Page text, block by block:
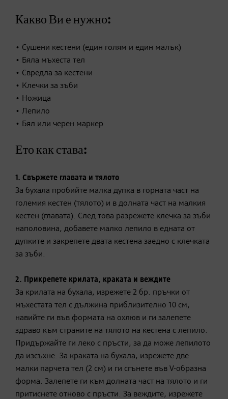
Какво Ви е нужно:
• Сушени кестени (един голям и един малък)
• Бяла мъхеста тел
• Свредла за кестени
• Клечки за зъби
• Ножица
• Лепило
• Бял или черен маркер
Ето как става:
1. Свържете главата и тялото
За бухала пробийте малка дупка в горната част на
големия кестен (тялото) и в долната част на малкия
кестен (главата). След това разрежете клечка за зъби
наполовина, добавете малко лепило в едната от
дупките и закрепете двата кестена заедно с клечката
за зъби.
2. Прикрепете крилата, краката и веждите
За крилата на бухала, изрежете 2 бр. пръчки от
мъхестата тел с дължина приблизително 10 см,
навийте ги във формата на охлюв и ги залепете
здраво към страните на тялото на кестена с лепило.
Придържайте ги леко с пръсти, за да може лепилото
да изсъхне. За краката на бухала, изрежете две
малки парчета тел (2 см) и ги сгънете във V-образна
форма. Залепете ги към долната част на тялото и ги
притиснете отново с пръсти. За веждите, изрежете